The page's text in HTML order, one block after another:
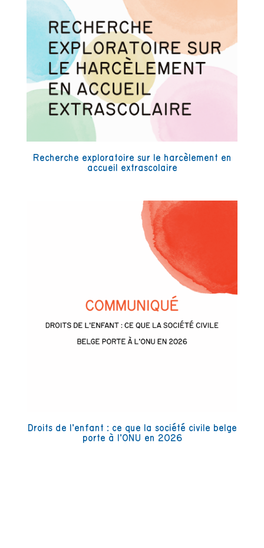
Recherche exploratoire sur le harcèlement en
accueil extrascolaire
Droits de l’enfant : ce que la société civile belge
porte à l’ONU en 2026